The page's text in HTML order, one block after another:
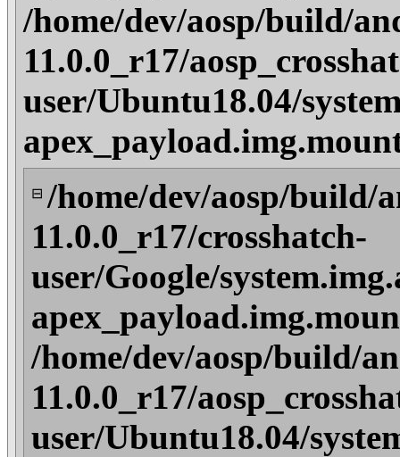
/home/dev/aosp/build/
11.0.0_r17/
user/Ubuntu18.04/
⊟ /home/dev/aosp/build/
11.0.0_r17/crosshatch-
user/Google/
/home/dev/aosp/build/
11.0.0_r17/
user/Ubuntu18.04/